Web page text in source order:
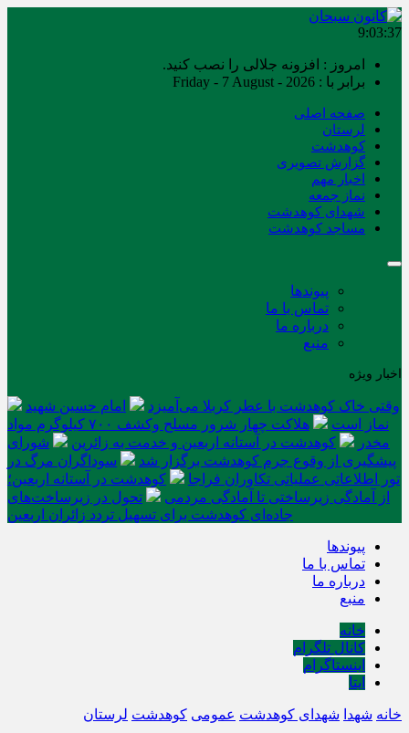
9:03:37
امروز : افزونه جلالی را نصب کنید.
برابر با : Friday - 7 August - 2026
صفحه اصلی
لرستان
کوهدشت
گزارش تصویری
اخبار مهم
نماز جمعه
شهدای کوهدشت
مساجد کوهدشت
پیوندها
تماس با ما
درباره ما
منبع
اخبار ویژه
وقتی خاک کوهدشت با عطر کربلا می‌آمیزد
امام حسین شهید
نماز است
هلاکت چهار شرور مسلح وکشف ۷۰۰ کیلوگرم مواد
مخدر
کوهدشت در آستانه اربعین و خدمت‌ به زائرین
شورای
پیشگیری از وقوع جرم کوهدشت برگزار شد
سوداگران مرگ در
تور اطلاعاتی عملیاتی تکاوران فراجا
کوهدشت در آستانه اربعین؛
از آمادگی زیرساختی تا آمادگی مردمی
تحول در زیرساخت‌های
جاده‌ای کوهدشت برای تسهیل تردد زائران اربعین
پیوندها
تماس با ما
درباره ما
منبع
خانه
کانال تلگرام
اینستاگرام
ایتا
خانه شهدا شهدای کوهدشت عمومی کوهدشت لرستان